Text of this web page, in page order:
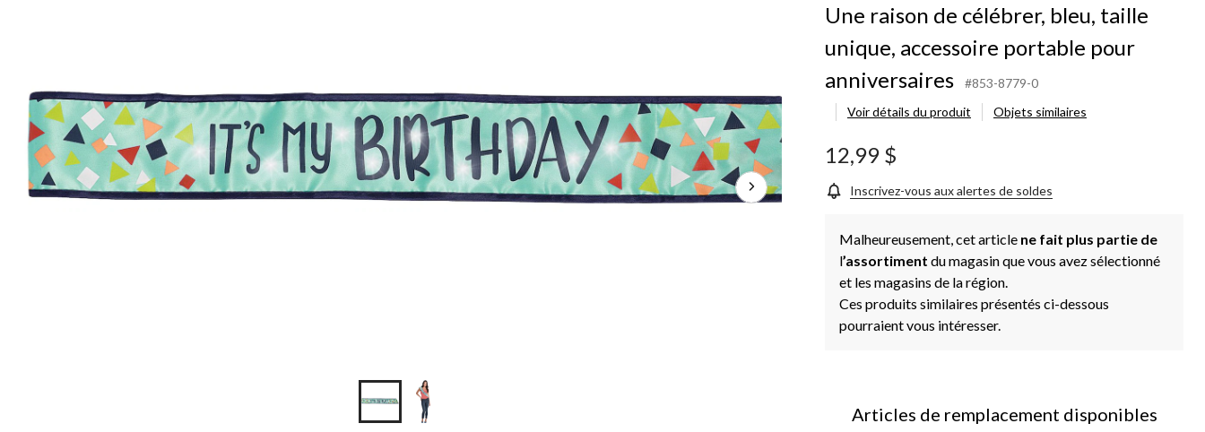
célébrer,
accessoire
portable
pour
anniversaires
Une raison de célébrer, bleu, taille
unique, accessoire portable pour
anniversaires
#853-8779-0
Voir détails du produit
Objets similaires
12,99 $
Inscrivez-vous aux alertes de soldes
Malheureusement, cet article ne fait plus partie de
l’assortiment du magasin que vous avez sélectionné
et les magasins de la région.
Ces produits similaires présentés ci-dessous
pourraient vous intéresser.
Articles de remplacement disponibles